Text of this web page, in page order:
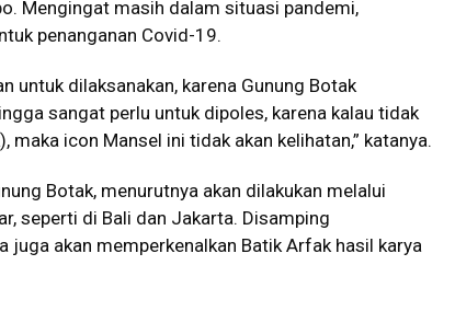
Mengingat masih dalam situasi pandemi,
penanganan Covid-19.
untuk dilaksanakan, karena Gunung Botak
sangat perlu untuk dipoles, karena kalau tidak
maka icon Mansel ini tidak akan kelihatan,” katanya.
Botak, menurutnya akan dilakukan melalui
seperti di Bali dan Jakarta. Disamping
juga akan memperkenalkan Batik Arfak hasil karya